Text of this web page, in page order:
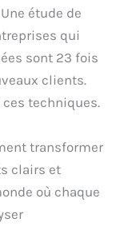
étude de
qui
sont 23 fois
clients.
techniques.
transformer
clairs et
où chaque